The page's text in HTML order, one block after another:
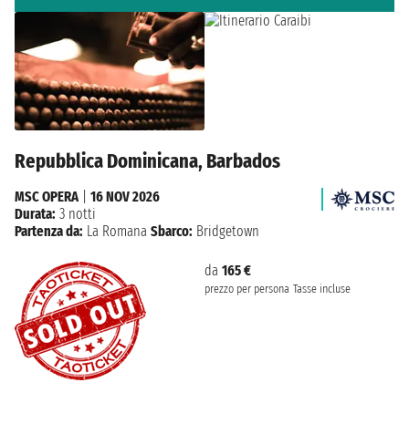
Repubblica Dominicana, Barbados
da 165 €
prezzo per persona Tasse incluse
MSC OPERA
16 NOV 2026
Durata: 3 notti
Partenza da: La Romana Sbarco: Bridgetown